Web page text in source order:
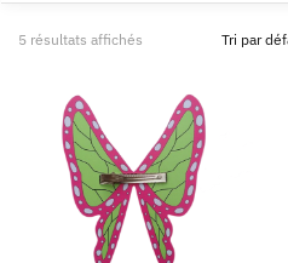
5 résultats affichés